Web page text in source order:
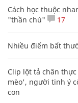
Cách học thuộc
"thần chú"
17
Nhiều điểm bất
Clip lột tả chân
mèo', người tinh ý
con